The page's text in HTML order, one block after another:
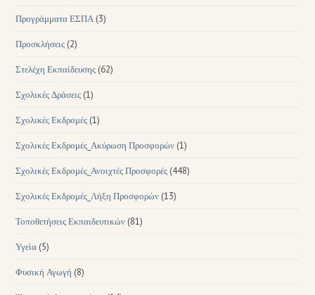
Προγράμματα ΕΣΠΑ (3)
Προσκλήσεις (2)
Στελέχη Εκπαίδευσης (62)
Σχολικές Δράσεις (1)
Σχολικές Εκδρομές (1)
Σχολικές Εκδρομές_Ακύρωση Προσφορών (1)
Σχολικές Εκδρομές_Ανοιχτές Προσφορές (448)
Σχολικές Εκδρομές_Λήξη Προσφορών (13)
Τοποθετήσεις Εκπαιδευτικών (81)
Υγεία (5)
Φυσική Αγωγή (8)